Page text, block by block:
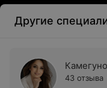
Другие
43 отзыва